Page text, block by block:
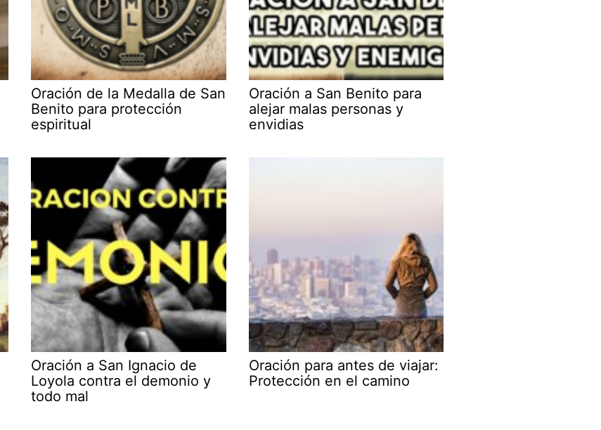
Oración de la Medalla de San
Benito para protección
espiritual
Oración a San Benito para
alejar malas personas y
envidias
Oración a San Ignacio de
Loyola contra el demonio y
todo mal
Oración para antes de viajar:
Protección en el camino